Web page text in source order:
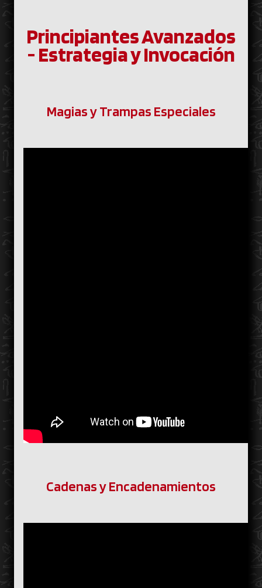
Principiantes Avanzados
- Estrategia y Invocación
Magias y Trampas Especiales
Cadenas y Encadenamientos